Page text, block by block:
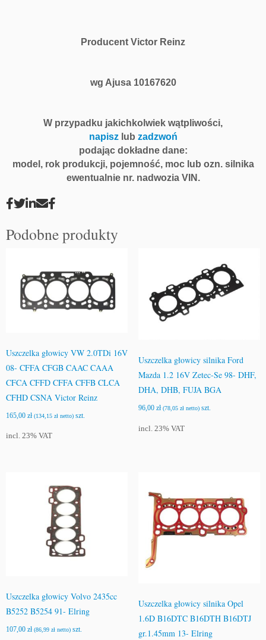
Producent Victor Reinz
wg Ajusa 10167620
W przypadku jakichkolwiek wątpliwości,
napiszlub zadzwoń
podając dokładne dane:
model, rok produkcji, pojemność, moc lub ozn. silnika
ewentualnie nr. nadwozia VIN.
Podobne produkty
Uszczelka głowicy VW 2.0TDi 16V
08- CFFA CFGB CAAC CAAA
CFCA CFFD CFFA CFFB CLCA
CFHD CSNA Victor Reinz
165,00 zł (134,15 zł netto) szt.
incl. 23% VAT
Uszczelka głowicy silnika Ford
Mazda 1.2 16V Zetec-Se 98- DHF,
DHA, DHB, FUJA BGA
96,00 zł (78,05 złnetto)szt.
incl. 23% VAT
Uszczelka głowicy Volvo 2435cc
B5252 B5254 91- Elring
107,00 zł (86,99 zł netto) szt.
Uszczelka głowicy silnika Opel
1.6D B16DTC B16DTH B16DTJ
gr.1.45mm 13- Elring